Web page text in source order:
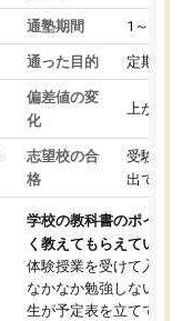
通塾期間 1～3ヵ月
通った目的 定期テス
偏差値の変
化
上がった
志望校の合
格
受験して
出ていな
学校の教科書のポイント
く教えてもらえている
体験授業を受けて入塾し
なかなか勉強しない息子
生が予定表を立ててくれ